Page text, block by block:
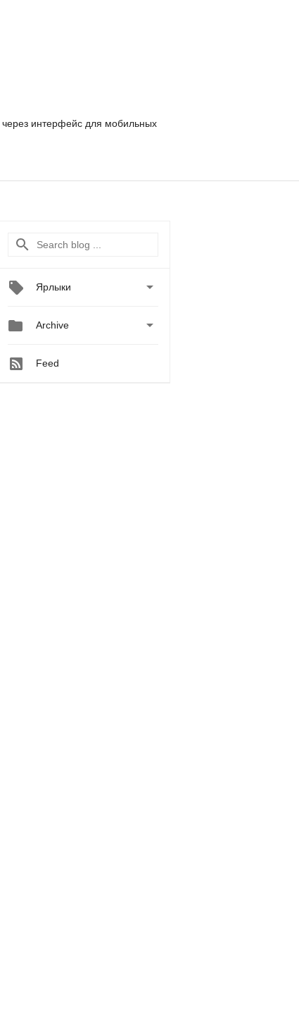
через интерфейс для мобильных
Ярлыки 
 Archive 
Feed